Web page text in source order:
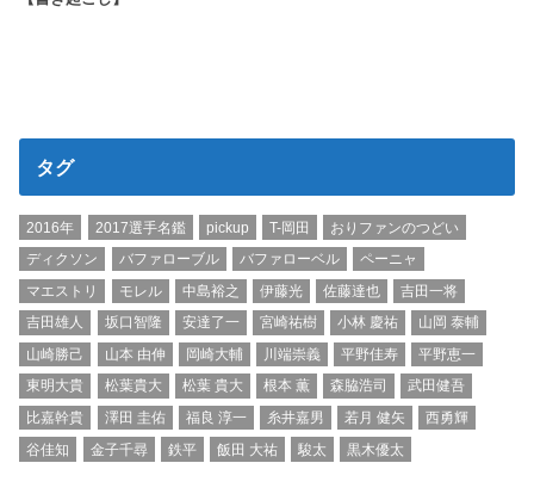
タグ
2016年 2017選手名鑑 pickup T-岡田
おりファンのつどい
ディクソン
バファローブル バファローベル
ペーニャ
マエストリ
モレル 中島裕之 伊藤光 佐藤達也
吉田一将
吉田雄人
坂口智隆 安達了一 宮崎祐樹 小林 慶祐
山岡 泰輔
山崎勝己
山本 由伸 岡崎大輔 川端崇義 平野佳寿
平野恵一
東明大貴
松葉貴大 松葉 貴大 根本 薫 森脇浩司
武田健吾
比嘉幹貴
澤田 圭佑 福良 淳一 糸井嘉男 若月 健矢
西勇輝
谷佳知
金子千尋 鉄平 飯田 大祐 駿太 黒木優太